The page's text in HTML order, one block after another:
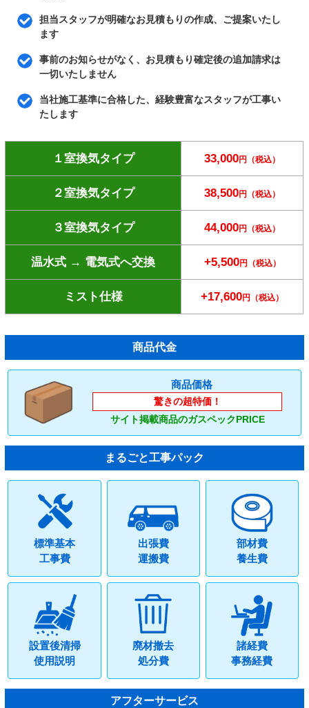
担当スタッフが明確なお見積もりの作成、ご提案いたし
ます
事前のお知らせがなく、お見積もり確定後の追加請求は
一切いたしません
当社施工基準に合格した、経験豊富なスタッフが工事い
たします
１室換気タイプ 33,000円（税込）
２室換気タイプ 38,500円（税込）
３室換気タイプ 44,000円（税込）
温水式 → 電気式へ交換 +5,500円（税込）
ミスト仕様 +17,600円（税込）
商品代金
商品価格
驚きの超特価！
サイト掲載商品のガスペックPRICE
まるごと工事パック
標準基本
工事費
出張費
運搬費
部材費
養生費
設置後清掃
使用説明
廃材撤去
処分費
諸経費
事務経費
アフターサービス